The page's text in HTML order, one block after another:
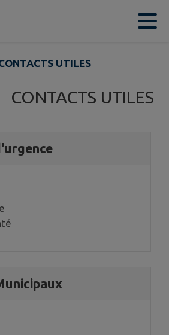
UTILES
CONTACTS UTILES